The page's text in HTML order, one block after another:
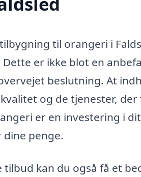
til orangeri i
er ikke blot en
beslutning. At
og de tjenester,
er en investering i
penge.
kan du også få et